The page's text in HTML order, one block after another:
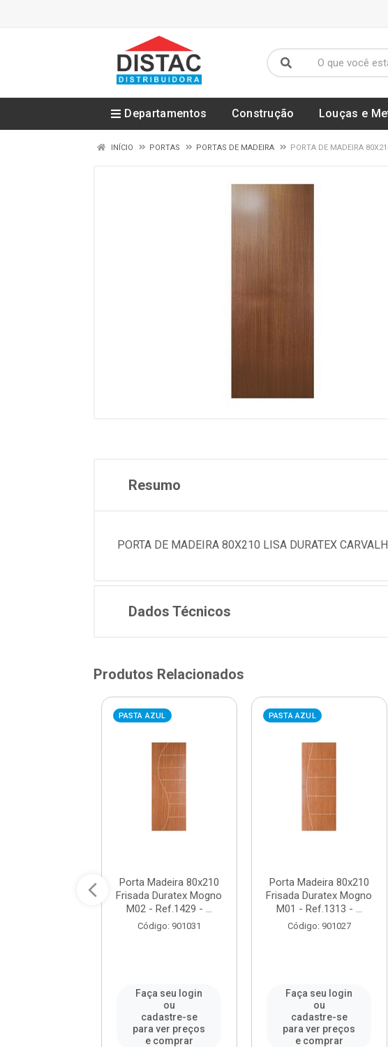
Departamentos Construção Louças e
INÍCIO PORTAS PORTAS DE MADEIRA PORTA DE MADEIRA
Resumo
PORTA DE MADEIRA 80X210 LISA DURATEX
Dados Técnicos
Produtos Relacionados
PASTA AZUL
Porta Madeira 80x210
Frisada Duratex Mogno
M02 - Ref.1429 - ...
Código: 901031
Faça seu login
ou
cadastre-se
para ver preços
e comprar
PASTA AZUL
Porta Madeira 80x210
Frisada Duratex Mogno
M01 - Ref.1313 - ...
Código: 901027
Faça seu login
ou
cadastre-se
para ver preços
e comprar